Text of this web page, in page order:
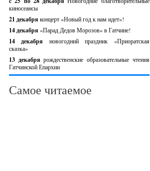
киносеансы
21 декабря концерт «Новый год к нам идет»!
14 декабря «Парад Дедов Морозов» в Гатчине!
14 декабря новогодний праздник «Приоратская
сказка»
13 декабрярождественские образовательные чтения
Гатчинской Епархии
Самое читаемое